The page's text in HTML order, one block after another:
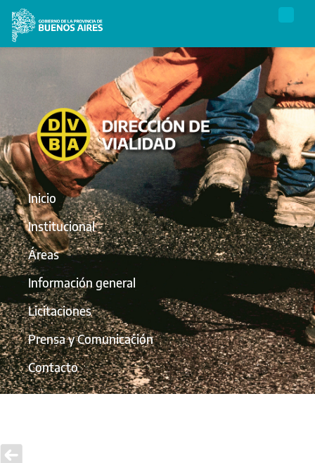
Inicio
Institucional
Áreas
Información general
Licitaciones
Prensa y Comunicación
Contacto